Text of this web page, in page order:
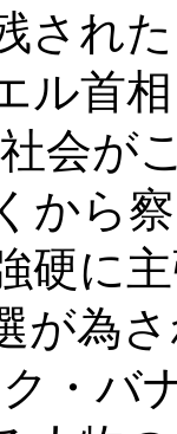
され
ル首
会が
から
硬に
が為
ク・